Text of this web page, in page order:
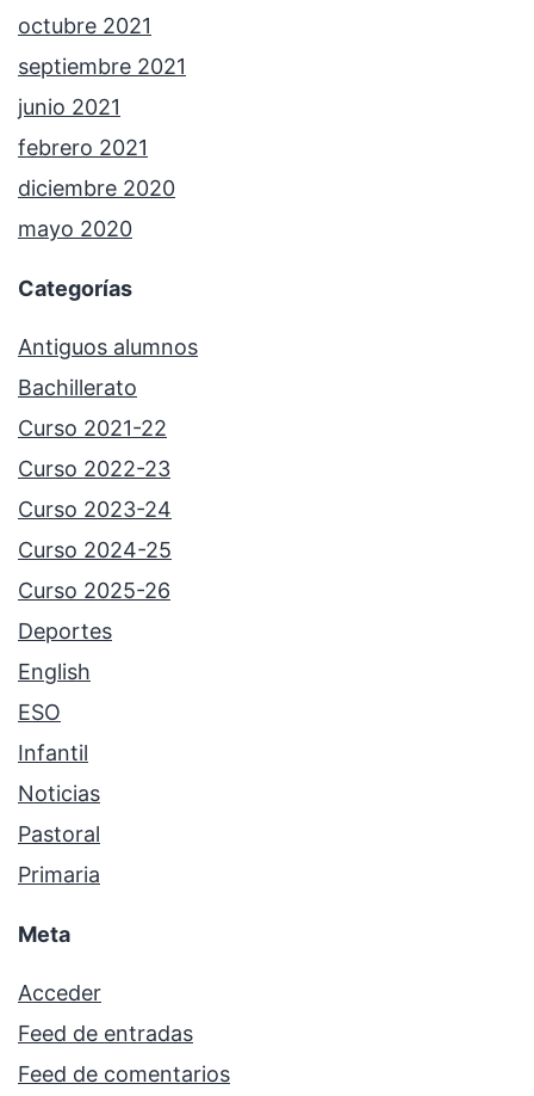
octubre 2021
septiembre 2021
junio 2021
febrero 2021
diciembre 2020
mayo 2020
Categorías
Antiguos alumnos
Bachillerato
Curso 2021-22
Curso 2022-23
Curso 2023-24
Curso 2024-25
Curso 2025-26
Deportes
English
ESO
Infantil
Noticias
Pastoral
Primaria
Meta
Acceder
Feed de entradas
Feed de comentarios